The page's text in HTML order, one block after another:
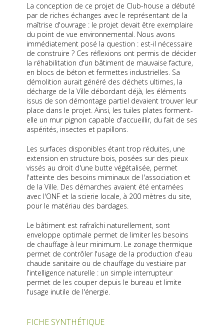
La conception de ce projet de Club-house a débuté
par de riches échanges avec le représentant de la
maîtrise d'ouvrage : le projet devait être exemplaire
du point de vue environnemental. Nous avons
immédiatement posé la question : est-il nécessaire
de construire ? Ces réflexions ont permis de décider
la réhabilitation d'un bâtiment de mauvaise facture,
en blocs de béton et fermettes industrielles. Sa
démolition aurait généré des déchets ultimes, la
décharge de la Ville débordant déjà, les éléments
issus de son démontage partiel devaient trouver leur
place dans le projet. Ainsi, les tuiles plates forment-
elle un mur pignon capable d'accueillir, du fait de ses
aspérités, insectes et papillons.
Les surfaces disponibles étant trop réduites, une
extension en structure bois, posées sur des pieux
vissés au droit d'une butte végétalisée, permet
l'atteinte des besoins miminaux de l'association et
de la Ville. Des démarches avaient été entamées
avec l'ONF et la scierie locale, à 200 mètres du site,
pour le matériau des bardages.
Le bâtiment est rafraîchi naturellement, sont
enveloppe optimale permet de limiter les besoins
de chauffage à leur minimum. Le zonage thermique
permet de contrôler l'usage de la production d'eau
chaude sanitaire ou de chauffage du vestiaire par
l'intelligence naturelle : un simple interrupteur
permet de les couper depuis le bureau et limite
l'usage inutile de l'énergie.
FICHE SYNTHÉTIQUE